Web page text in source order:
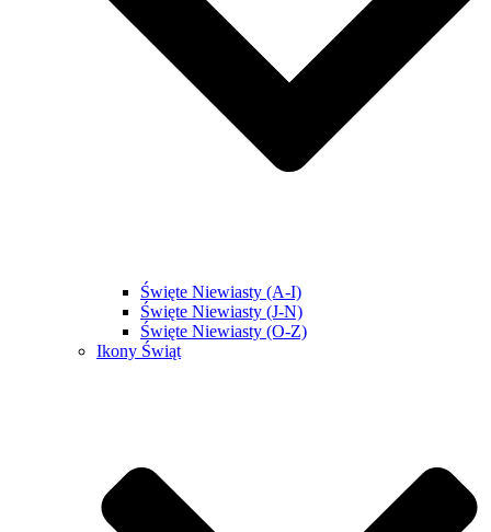
Święte Niewiasty (A-I)
Święte Niewiasty (J-N)
Święte Niewiasty (O-Z)
Ikony Świąt